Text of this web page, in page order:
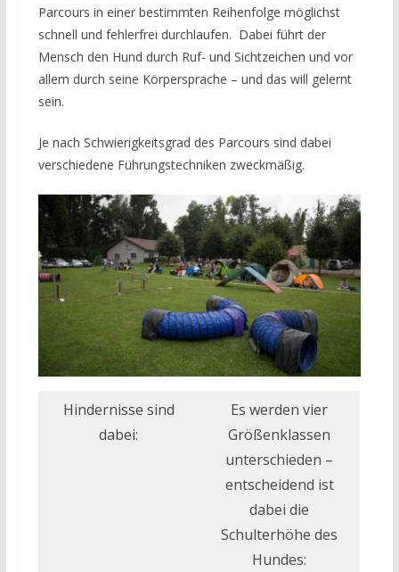
Parcours in einer bestimmten Reihenfolge möglichst
schnell und fehlerfrei durchlaufen. Dabei führt der
Mensch den Hund durch Ruf- und Sichtzeichen und vor
allem durch seine Körpersprache – und das will gelernt
sein.
Je nach Schwierigkeitsgrad des Parcours sind dabei
verschiedene Führungstechniken zweckmäßig.
Hindernisse sind
dabei:
Es werden vier
Größenklassen
unterschieden –
entscheidend ist
dabei die
Schulterhöhe des
Hundes: